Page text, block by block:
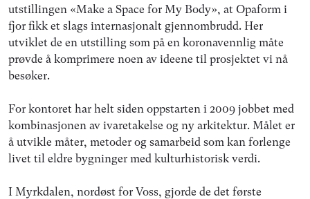
utstillingen «Make a Space for My Body», at Opaform i
fjor fikk et slags internasjonalt gjennombrudd. Her
utviklet de en utstilling som på en koronavennlig måte
prøvde å komprimere noen av ideene til prosjektet vi nå
besøker.
For kontoret har helt siden oppstarten i 2009 jobbet med
kombinasjonen av ivaretakelse og ny arkitektur. Målet er
å utvikle måter, metoder og samarbeid som kan forlenge
livet til eldre bygninger med kulturhistorisk verdi.
I Myrkdalen, nordøst for Voss, gjorde de det første